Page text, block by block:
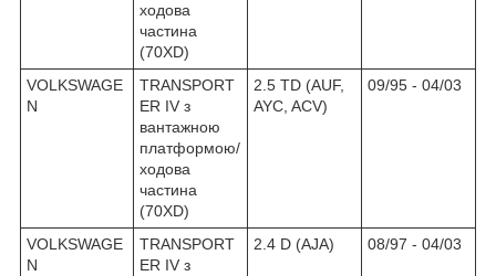
ходова
частина
(70XD)
VOLKSWAGE
N
TRANSPORT
ER IV з
вантажною
платформою/
ходова
частина
(70XD)
2.5 TD (AUF,
AYC, ACV)
09/95 - 04/03
VOLKSWAGE
N
TRANSPORT
ER IV з
2.4 D (AJA) 08/97 - 04/03